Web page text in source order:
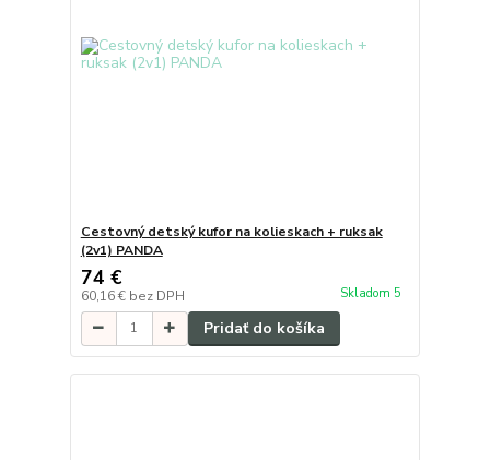
Cestovný detský kufor na kolieskach + ruksak
(2v1) PANDA
74 €
60,16 € bez DPH Skladom 5
Pridať do košíka